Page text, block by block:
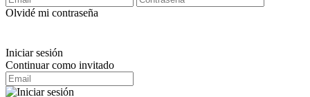
Olvidé mi contraseña
Iniciar sesión
Continuar como invitado